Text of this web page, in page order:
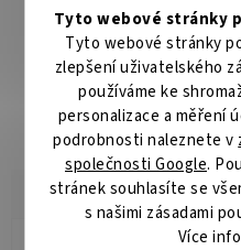
Tyto webové stránky
Tyto webové stránky
zlepšení uživatelského
používáme ke
personalizace a měření
podrobnosti naleznete v
společnosti Google.
stránek souhlasíte se
s našimi zásadami
Více
Detailní popis produktu
Speciální řada pilových
zkracovacími pilami.
spolehlivý a rychlý řez v
kotoučů je minimální